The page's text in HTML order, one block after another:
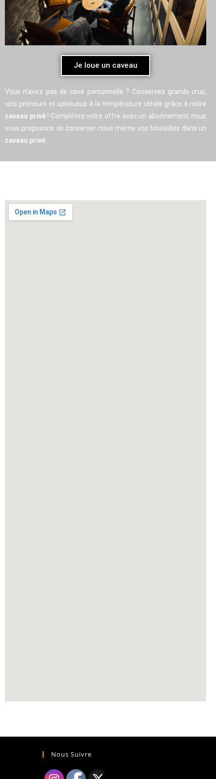
Je loue un caveau
Vous n’avez pas de cave personnelle ? Conservez grands crus,
vins primeurs et spiritueux à la température idéale grâce à notre
caveau privé! Complétez votre offre avec un abonnement, nous
vous proposons de conserver nous même vos bouteilles dans un
caveau privé.
Nous Suivre